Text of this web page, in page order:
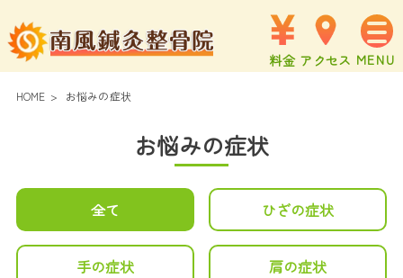
料金 アクセス
HOME > お悩みの症状
お悩みの症状
全て ひざの症状
手の症状 肩の症状